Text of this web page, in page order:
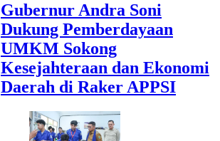
Gubernur Andra Soni
Dukung Pemberdayaan
UMKM Sokong
Kesejahteraan dan Ekonomi
Daerah di Raker APPSI